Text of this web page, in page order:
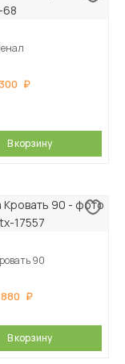
В корзину
90
В корзину